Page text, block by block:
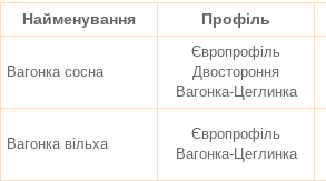
Найменування Профіль
Вагонка сосна
Європрофіль
Двостороння
Вагонка-Цеглинка
Вагонка вільха
Європрофіль
Вагонка-Цеглинка